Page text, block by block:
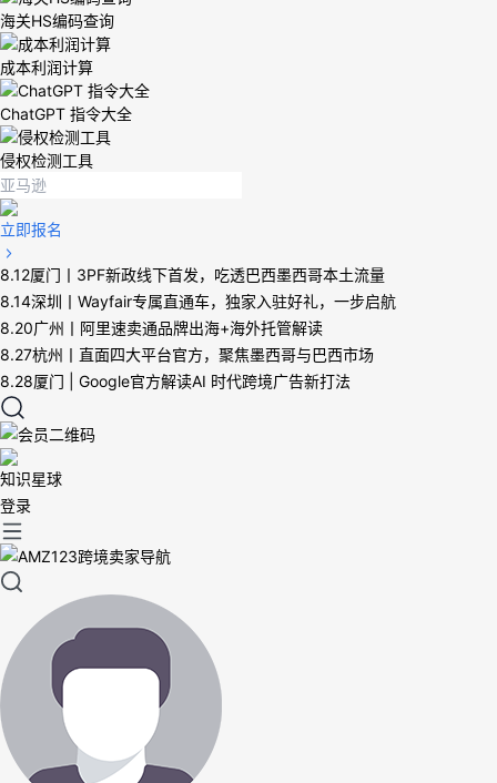
海关HS编码查询
成本利润计算
ChatGPT 指令大全
侵权检测工具
立即报名
8.12厦门丨3PF新政线下首发，吃透巴西墨西哥本土流量
8.14深圳丨Wayfair专属直通车，独家入驻好礼，一步启航
8.20广州丨阿里速卖通品牌出海+海外托管解读
8.27杭州丨直面四大平台官方，聚焦墨西哥与巴西市场
8.28厦门 | Google官方解读AI 时代跨境广告新打法
知识星球
登录